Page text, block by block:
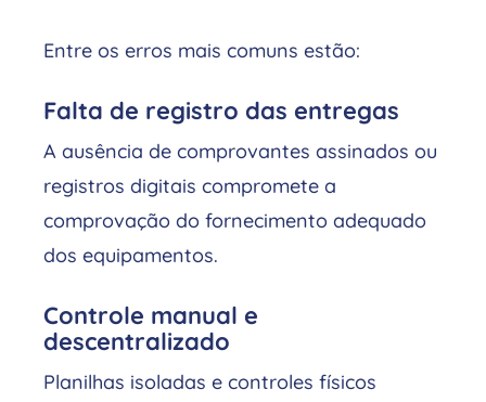
Entre os erros mais comuns estão:
Falta de registro das entregas
A ausência de comprovantes assinados ou
registros digitais compromete a
comprovação do fornecimento adequado
dos equipamentos.
Controle manual e
descentralizado
Planilhas isoladas e controles físicos